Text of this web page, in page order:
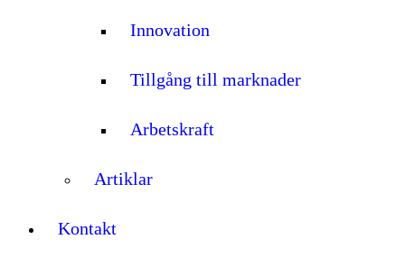
Innovation
Tillgång till marknader
Arbetskraft
Artiklar
Kontakt